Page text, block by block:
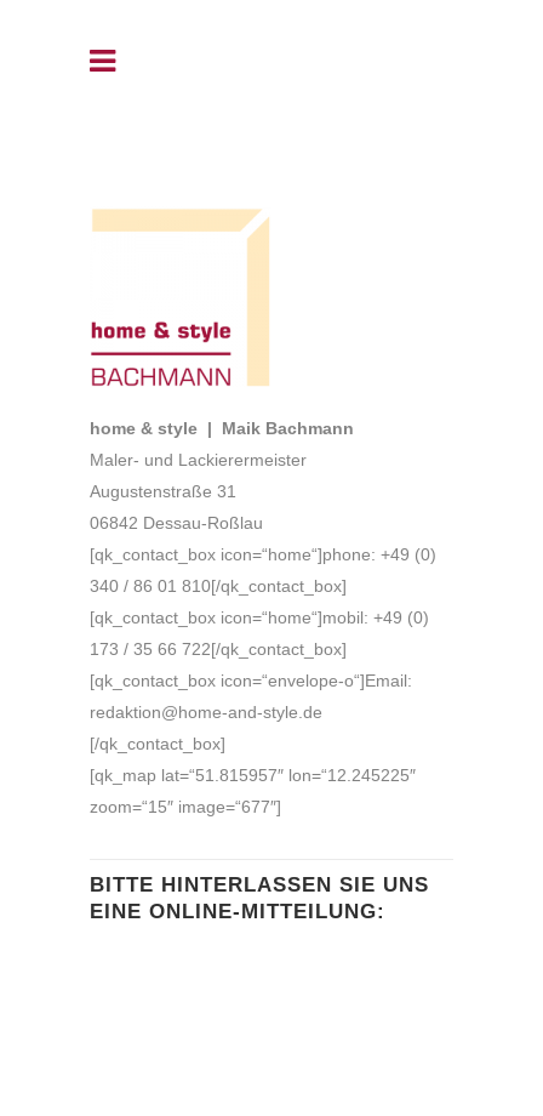
home & style | Maik Bachmann
Maler- und Lackierermeister
Augustenstraße 31
06842 Dessau-Roßlau
[qk_contact_box icon=“home“]phone: +49 (0)
340 / 86 01 810[/qk_contact_box]
[qk_contact_box icon=“home“]mobil: +49 (0)
173 / 35 66 722[/qk_contact_box]
[qk_contact_box icon=“envelope-o“]Email:
redaktion@home-and-style.de
[/qk_contact_box]
[qk_map lat=“51.815957″ lon=“12.245225″
zoom=“15″ image=“677″]
BITTE HINTERLASSEN SIE UNS
EINE ONLINE-MITTEILUNG: